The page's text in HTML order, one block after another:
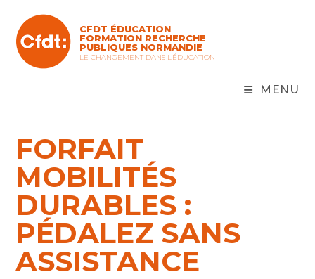
content
CFDT ÉDUCATION
FORMATION RECHERCHE
PUBLIQUES NORMANDIE
LE CHANGEMENT DANS L'ÉDUCATION
MENU
FORFAIT
MOBILITÉS
DURABLES :
PÉDALEZ SANS
ASSISTANCE